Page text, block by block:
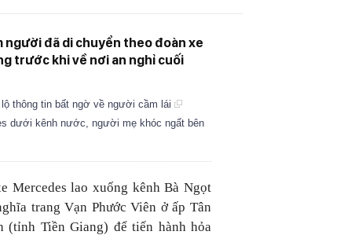
người đã di chuyển theo đoàn xe
trước khi về nơi an nghỉ cuối
thông tin bất ngờ về người cầm lái
dưới kênh nước, người mẹ khóc ngất bên
Mercedes lao xuống kênh Bà Ngọt
trang Vạn Phước Viên ở ấp Tân
(tỉnh Tiền Giang) để tiến hành hỏa